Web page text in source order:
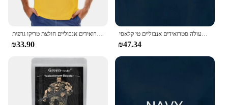
גברים בגדים חדשים בקיץ לגליזציה סטרואידים אנבוליים חולצת טריקו גרפית mens t חולצות גברים מזדמנים גברים מסוגנן בגדים harajuku
₪33.90
לגליזציה של פעולה סטרואידים אנבוליים טי קלאסי
₪47.34